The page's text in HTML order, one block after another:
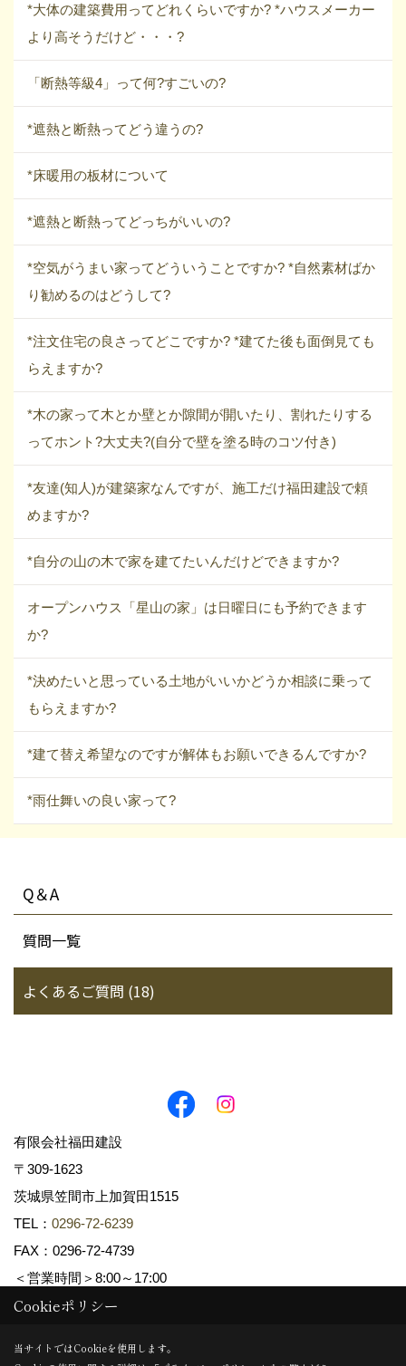
*大体の建築費用ってどれくらいですか? *ハウスメーカー
より高そうだけど・・・?
「断熱等級4」って何?すごいの?
*遮熱と断熱ってどう違うの?
*床暖用の板材について
*遮熱と断熱ってどっちがいいの?
*空気がうまい家ってどういうことですか? *自然素材ばか
り勧めるのはどうして?
*注文住宅の良さってどこですか? *建てた後も面倒見ても
らえますか?
*木の家って木とか壁とか隙間が開いたり、割れたりする
ってホント?大丈夫?(自分で壁を塗る時のコツ付き)
*友達(知人)が建築家なんですが、施工だけ福田建設で頼
めますか?
*自分の山の木で家を建てたいんだけどできますか?
オープンハウス「星山の家」は日曜日にも予約できます
か?
*決めたいと思っている土地がいいかどうか相談に乗って
もらえますか?
*建て替え希望なのですが解体もお願いできるんですか?
*雨仕舞いの良い家って?
Q＆A
質問一覧
よくあるご質問 (18)
有限会社福田建設
〒309-1623
茨城県笠間市上加賀田1515
TEL： 0296-72-6239
FAX：0296-72-4739
＜営業時間＞8:00～17:00
Copyright (c) fukudakensetsu. All Rights Reserved.
Cookieポリシー
当サイトではCookieを使用します。